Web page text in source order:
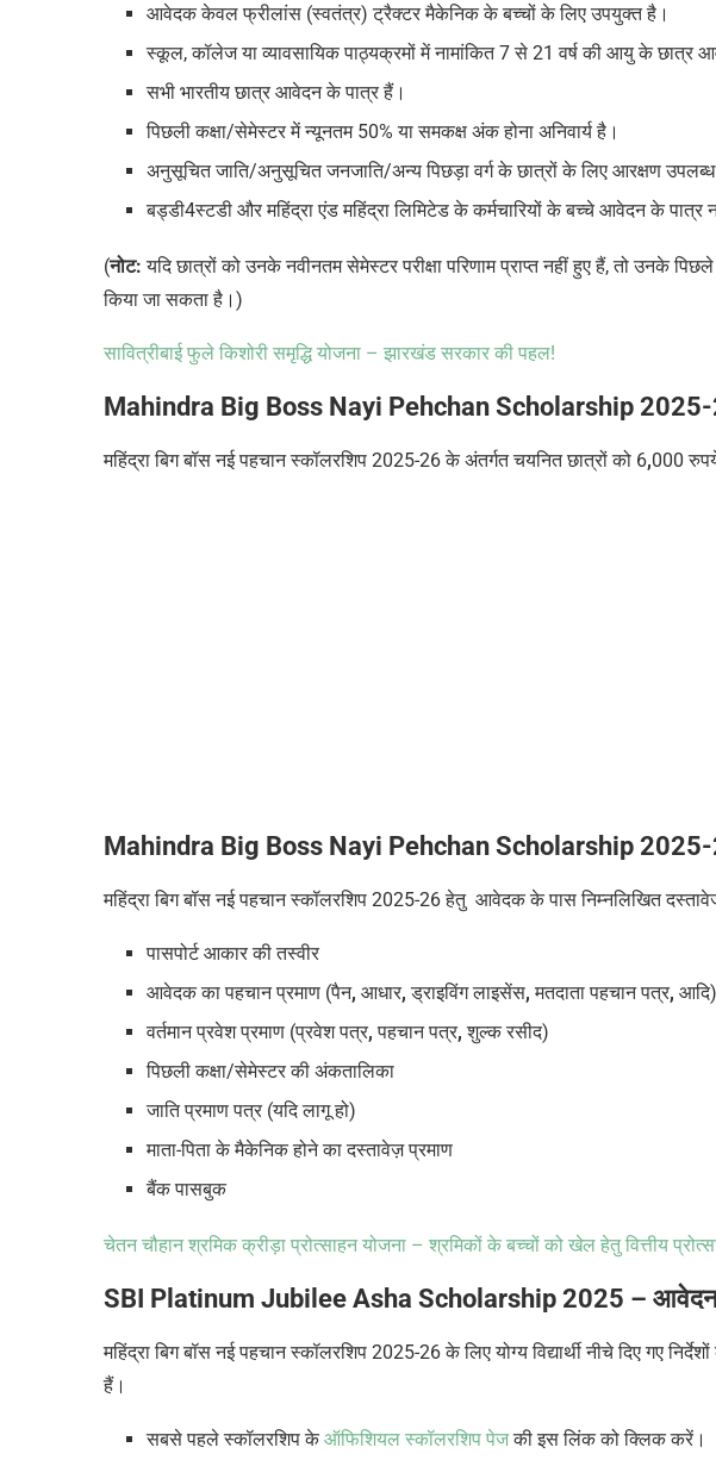
आवेदक केवल फ्रीलांस (स्वतंत्र) ट्रैक्टर मैकेनिक के बच्चों के लिए उपयुक्त है।
स्कूल, कॉलेज या व्यावसायिक पाठ्यक्रमों में नामांकित 7 से 21 वर्ष की आयु के छात्र
सभी भारतीय छात्र आवेदन के पात्र हैं।
पिछली कक्षा/सेमेस्टर में न्यूनतम 50% या समकक्ष अंक होना अनिवार्य है।
अनुसूचित जाति/अनुसूचित जनजाति/अन्य पिछड़ा वर्ग के छात्रों के लिए आरक्षण
बड्डी4स्टडी और महिंद्रा एंड महिंद्रा लिमिटेड के कर्मचारियों के बच्चे आवेदन के पात्र
(नोट: यदि छात्रों को उनके नवीनतम सेमेस्टर परीक्षा परिणाम प्राप्त नहीं हुए हैं, तो उनके
किया जा सकता है।)
सावित्रीबाई फुले किशोरी समृद्धि योजना – झारखंड सरकार की पहल!
Mahindra Big Boss Nayi Pehchan Scholarship
महिंद्रा बिग बॉस नई पहचान स्कॉलरशिप 2025-26 के अंतर्गत चयनित छात्रों को 6,000 रुपये
Mahindra Big Boss Nayi Pehchan Scholarship
महिंद्रा बिग बॉस नई पहचान स्कॉलरशिप 2025-26 हेतु आवेदक के पास निम्नलिखित दस्तावेज
पासपोर्ट आकार की तस्वीर
आवेदक का पहचान प्रमाण (पैन, आधार,ड्राइविंग लाइसेंस,मतदाता पहचान पत्र, आदि)
वर्तमान प्रवेश प्रमाण (प्रवेश पत्र,पहचान पत्र,शुल्क रसीद)
पिछली कक्षा/सेमेस्टर की अंकतालिका
जाति प्रमाण पत्र (यदि लागू हो)
माता-पिता के मैकेनिक होने का दस्तावेज़ प्रमाण
बैंक पासबुक
चेतन चौहान श्रमिक क्रीड़ा प्रोत्साहन योजना – श्रमिकों के बच्चों को खेल हेतु वित्तीय
SBI Platinum Jubilee Asha Scholarship 2025 – आवेदन
महिंद्रा बिग बॉस नई पहचान स्कॉलरशिप 2025-26 के लिए योग्य विद्यार्थी नीचे दिए गए
हैं।
सबसे पहले स्कॉलरशिप केऑफिशियल स्कॉलरशिप पेजकी इस लिंक को क्लिक करें।